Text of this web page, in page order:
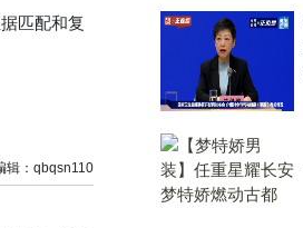
匹配和复
辑：qbqsn110